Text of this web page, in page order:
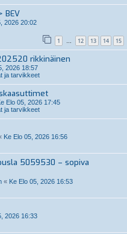
BEV
2026 20:02
1 … 12 13 14 15
rikkinäinen
2026 18:57
ja tarvikkeet
Elo 05, 2026 17:45
ja tarvikkeet
Ke Elo 05, 2026 16:56
5059530 – sopiva
« Ke Elo 05, 2026 16:53
2026 16:33